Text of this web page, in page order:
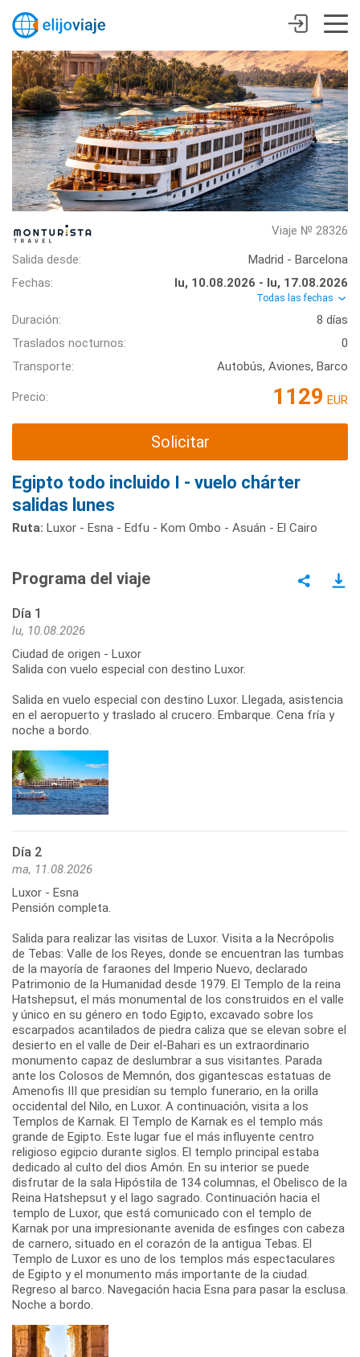
Viaje № 28326
Salida desde:
Madrid - Barcelona
Fechas:
lu, 10.08.2026 - lu, 17.08.2026
Todas las fechas
Duración:
8 días
Traslados nocturnos:
0
Transporte:
Autobús, Aviones, Barco
Precio: 1129 EUR
Solicitar
Egipto todo incluido I - vuelo chárter
salidas lunes
Ruta: Luxor - Esna - Edfu - Kom Ombo - Asuán - El Cairo
Programa del viaje
Día 1
lu, 10.08.2026
Ciudad de origen - Luxor
Salida con vuelo especial con destino Luxor.
Salida en vuelo especial con destino Luxor. Llegada, asistencia
en el aeropuerto y traslado al crucero. Embarque. Cena fría y
noche a bordo.
Día 2
ma, 11.08.2026
Luxor - Esna
Pensión completa.
Salida para realizar las visitas de Luxor. Visita a la Necrópolis
de Tebas: Valle de los Reyes, donde se encuentran las tumbas
de la mayoría de faraones del Imperio Nuevo, declarado
Patrimonio de la Humanidad desde 1979. El Templo de la reina
Hatshepsut, el más monumental de los construidos en el valle
y único en su género en todo Egipto, excavado sobre los
escarpados acantilados de piedra caliza que se elevan sobre el
desierto en el valle de Deir el-Bahari es un extraordinario
monumento capaz de deslumbrar a sus visitantes. Parada
ante los Colosos de Memnón, dos gigantescas estatuas de
Amenofis III que presidían su templo funerario, en la orilla
occidental del Nilo, en Luxor. A continuación, visita a los
Templos de Karnak. El Templo de Karnak es el templo más
grande de Egipto. Este lugar fue el más influyente centro
religioso egipcio durante siglos. El templo principal estaba
dedicado al culto del dios Amón. En su interior se puede
disfrutar de la sala Hipóstila de 134 columnas, el Obelisco de la
Reina Hatshepsut y el lago sagrado. Continuación hacia el
templo de Luxor, que está comunicado con el templo de
Karnak por una impresionante avenida de esfinges con cabeza
de carnero, situado en el corazón de la antigua Tebas. El
Templo de Luxor es uno de los templos más espectaculares
de Egipto y el monumento más importante de la ciudad.
Regreso al barco. Navegación hacia Esna para pasar la esclusa.
Noche a bordo.